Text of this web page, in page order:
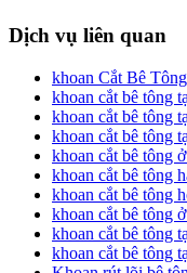
Dịch vụ liên quan
khoan Cắt Bê
khoan cắt bê tông
khoan cắt bê tông
khoan cắt bê tông
khoan cắt bê tông
khoan cắt bê tông
khoan cắt bê tông
khoan cắt bê tông
khoan cắt bê tông
khoan cắt bê tông